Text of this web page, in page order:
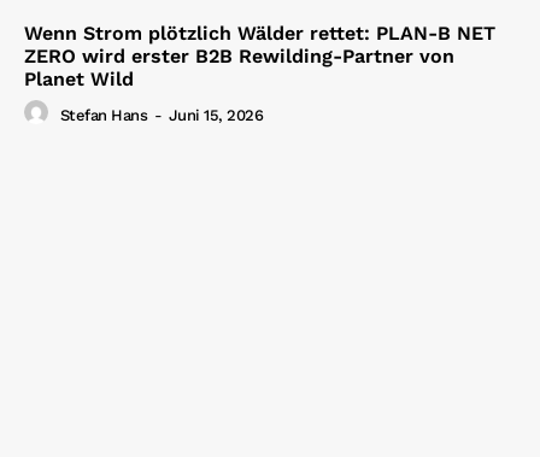
Wenn Strom plötzlich Wälder rettet: PLAN-B NET
ZERO wird erster B2B Rewilding-Partner von
Planet Wild
Stefan Hans - Juni 15, 2026